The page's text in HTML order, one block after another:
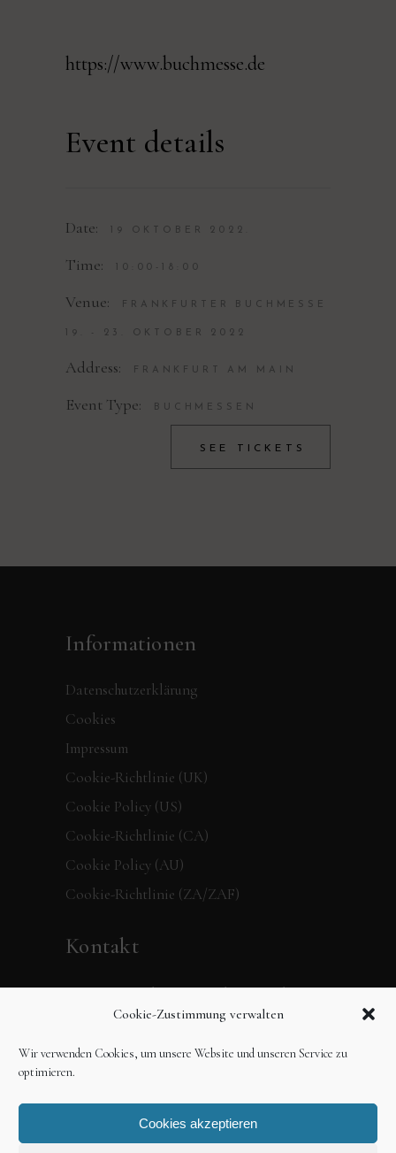
Cookie-Zustimmung verwalten
Wir verwenden Cookies, um unsere Website und unseren Service zu
optimieren.
Cookies akzeptieren
https://www.buchmesse.de
Event details
Date: 19 OKTOBER 2022.
Time: 10:00-18:00
Venue: FRANKFURTER BUCHMESSE
19. - 23. OKTOBER 2022
Address: FRANKFURT AM MAIN
Event Type: BUCHMESSEN
SEE TICKETS
Informationen
Datenschutzerklärung
Cookies
Impressum
Cookie-Richtlinie (UK)
Cookie Policy (US)
Cookie-Richtlinie (CA)
Cookie Policy (AU)
Cookie-Richtlinie (ZA/ZAF)
Kontakt
Verpassen Sie keine Neuigkeiten mehr,
folgen Sie dem 360 Grad Verlag in den
sozialen Medien oder schreiben Sie uns
einfach eine Mail.